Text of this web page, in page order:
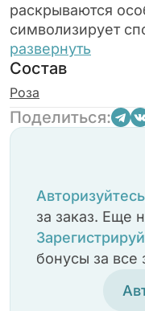
раскрываются
символизирует
надежду.
вкусом.
развернуть
Состав
Роза
Поделиться:
Авторизуйтесь
за заказ. Еще
бонусы за все